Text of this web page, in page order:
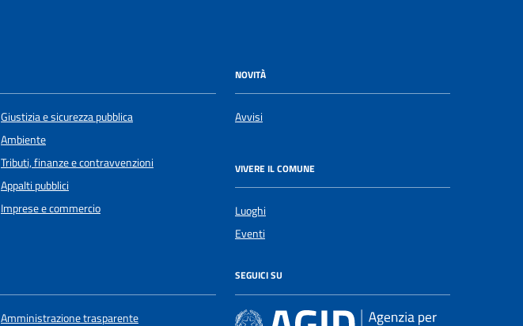
Giustizia e sicurezza pubblica
Ambiente
Tributi, finanze e contravvenzioni
Appalti pubblici
Imprese e commercio
NOVITÀ
Avvisi
VIVERE IL COMUNE
Luoghi
Eventi
Amministrazione trasparente
SEGUICI SU